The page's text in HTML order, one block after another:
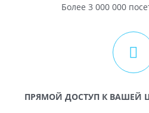
Более 3 000 000
ПРЯМОЙ ДОСТУП К ВАШЕЙ